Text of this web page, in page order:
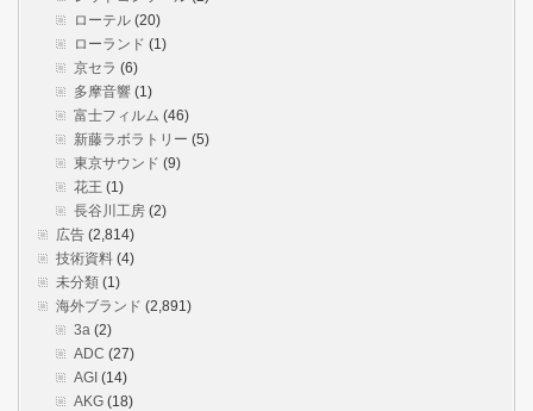
ローテル (20)
ローランド (1)
京セラ (6)
多摩音響 (1)
富士フィルム (46)
新藤ラボラトリー (5)
東京サウンド (9)
花王 (1)
長谷川工房 (2)
広告 (2,814)
技術資料 (4)
未分類 (1)
海外ブランド (2,891)
3a (2)
ADC (27)
AGI (14)
AKG (18)